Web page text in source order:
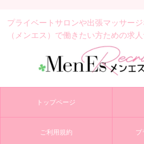
プライベートサロンや出張マッサー
（メンエス）で働きたい方ための求人
トップページ
ご利用規約 プ